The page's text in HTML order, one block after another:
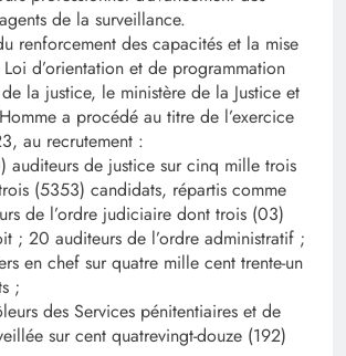
de la surveillance.
renforcement des capacités et la mise
d’orientation et de programmation
la justice, le ministère de la Justice et
a procédé au titre de l’exercice
au recrutement :
auditeurs de justice sur cinq mille trois
(5353) candidats, répartis comme
de l’ordre judiciaire dont trois (03)
; 20 auditeurs de l’ordre administratif ;
en chef sur quatre mille cent trente-un
;
des Services pénitentiaires et de
sur cent quatrevingt-douze (192)